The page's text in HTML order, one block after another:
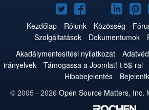
Joomla!
a
Twitteren
Joomla!
a
Facebookon
Joomla!
a
YouTube-
on
a
a
Kezdőlap Rólunk Közösség
Szolgáltatások
Dokumentumok
Akadálymentesítési nyilatkozat
irányelvek
Támogassa a Joomlat!-t 5$-ral
Hibabejelentés
© 2005 - 2026 Open Source Matters, Inc.